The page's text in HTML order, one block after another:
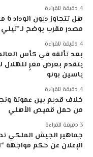
هل
مصدر مقرب يوضح لـ”تيلي
يتقدم بعرض مغرٍ للهلال
ياسين بونو
خلاف قديم بين عموتة ونجم
من حمل قميص الأهلي
جماهير الجيش الملكي
الإعلان عن حكم مواجهة